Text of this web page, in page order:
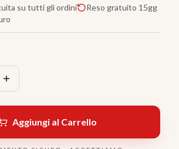
su tutti gli ordini
Reso gratuito 15gg
Aggiungi al Carrello